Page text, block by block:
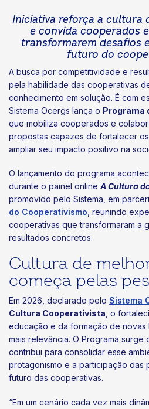
Iniciativa reforça a cultura
e convida cooperados
transformarem desafios
futuro do
A busca por competitividade e
pela habilidade das cooperativas
conhecimento em solução. É com
Sistema Ocergs lança o Programa
que mobiliza cooperados e
propostas capazes de fortalecer
ampliar seu impacto positivo na
O lançamento do programa
durante o painel online A Cultura
promovido pelo Sistema, em
do Cooperativismo , reunindo
cooperativas que transformaram a
resultados concretos.
Cultura de
começa pelas
Em 2026, declarado pelo Sistema
Cultura Cooperativista , o
educação e da formação de novas
mais relevância. O Programa surge
contribui para consolidar esse
protagonismo e a participação das
futuro das cooperativas.
“Em um cenário cada vez mais